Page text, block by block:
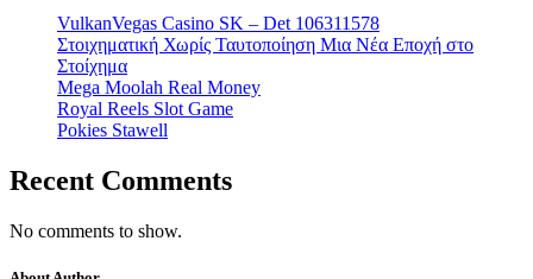
VulkanVegas Casino SK – Det 106311578
Στοιχηματική Χωρίς Ταυτοποίηση Μια Νέα Εποχή στο
Στοίχημα
Mega Moolah Real Money
Royal Reels Slot Game
Pokies Stawell
Recent Comments
No comments to show.